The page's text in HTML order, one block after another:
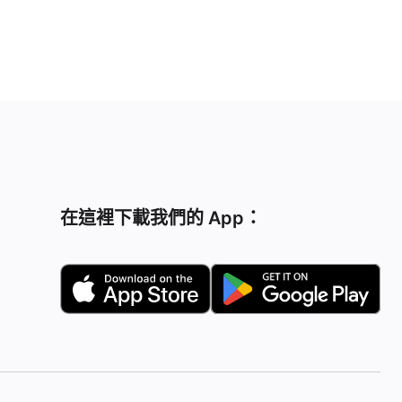
在這裡下載我們的 App：